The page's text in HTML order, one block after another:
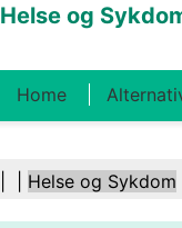
Helse og
Home
Kosthold Og
Helse og Sykdom